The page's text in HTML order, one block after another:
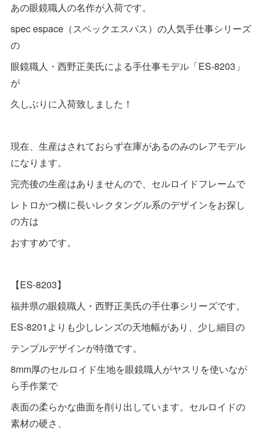
あの眼鏡職人の名作が入荷です。
spec espace（スペックエスパス）の人気手仕事シリーズ
の
眼鏡職人・西野正美氏による手仕事モデル「ES-8203」
が
久しぶりに入荷致しました！
現在、生産はされておらず在庫があるのみのレアモデル
になります。
完売後の生産はありませんので、セルロイドフレームで
レトロかつ横に長いレクタングル系のデザインをお探し
の方は
おすすめです。
【ES-8203】
福井県の眼鏡職人・西野正美氏の手仕事シリーズです。
ES-8201よりも少しレンズの天地幅があり、少し細目の
テンプルデザインが特徴です。
8mm厚のセルロイド生地を眼鏡職人がヤスリを使いなが
ら手作業で
表面の柔らかな曲面を削り出しています。セルロイドの
素材の硬さ、